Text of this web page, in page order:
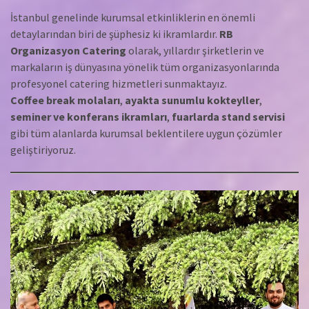
İstanbul genelinde kurumsal etkinliklerin en önemli
detaylarından biri de şüphesiz ki ikramlardır. RB
Organizasyon Catering olarak, yıllardır şirketlerin ve
markaların iş dünyasına yönelik tüm organizasyonlarında
profesyonel catering hizmetleri sunmaktayız.
Coffee break molaları, ayakta sunumlu kokteyller,
seminer ve konferans ikramları, fuarlarda stand servisi
gibi tüm alanlarda kurumsal beklentilere uygun çözümler
geliştiriyoruz.